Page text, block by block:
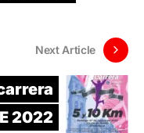
Next Article
2022